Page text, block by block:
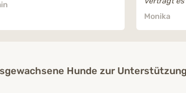
schmeckt
Monika
Hunde zur